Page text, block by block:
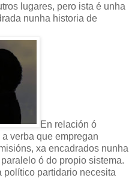
lugares, pero ista é unha
nunha historia de
En relación ó
verba que empregan
xa encadrados nunha
ó do propio sistema.
político partidario necesita